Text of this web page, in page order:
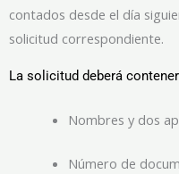
contados desde el día
solicitud correspondiente.
La solicitud deberá
Nombres y dos
Número de